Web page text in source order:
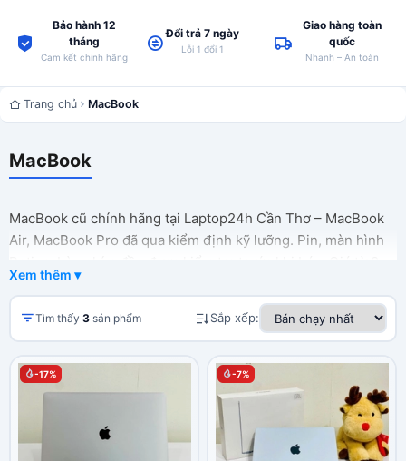
Bảo hành 12
tháng
Cam kết chính hãng
Đổi trả 7 ngày
Lỗi 1 đổi 1
Giao hàng toàn
quốc
Nhanh – An toàn
Trang chủ MacBook
MacBook
MacBook cũ chính hãng tại Laptop24h Cần Thơ – MacBook
Air, MacBook Pro đã qua kiểm định kỹ lưỡng. Pin, màn hình
triệu, bảo hành 6–12 tháng, đổi trả 7 ngày, hỗ trợ trả góp 0%
lãi suất. Địa chỉ: 36 Mạc Thiên Tích, Ninh Kiều, Cần Thơ.
Ship COD toàn ĐBSCL.
Xem thêm ▾
Tìm thấy 3sản phẩm Sắp xếp:
-17% -7%